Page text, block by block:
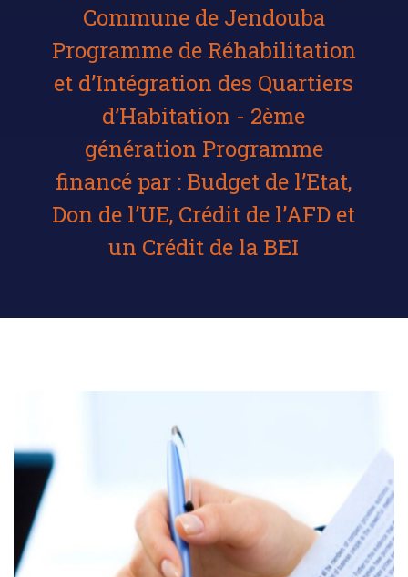
Commune de Jendouba
Programme de Réhabilitation
et d’Intégration des Quartiers
d’Habitation - 2ème
génération Programme
financé par : Budget de l’Etat,
Don de l’UE, Crédit de l’AFD et
un Crédit de la BEI